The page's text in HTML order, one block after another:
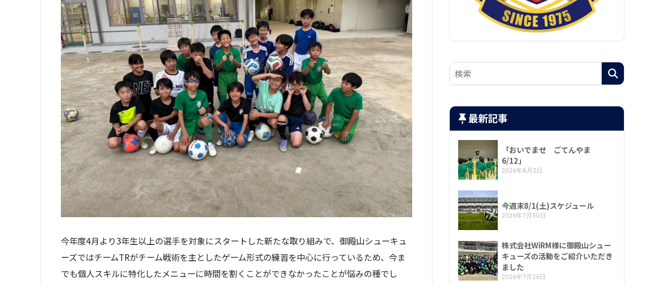
今年度4月より3年生以上の選手を対象にスタートした新たな取り組みで、御殿山シューキュ
ーズではチームTRがチーム戦術を主としたゲーム形式の練習を中心に行っているため、今ま
でも個人スキルに特化したメニューに時間を割くことができなかったことが悩みの種でし
最新記事
「おいでませ ごてんやま
6/12」
2026年8月2日
今週末8/1(土)スケジュール
2026年7月30日
株式会社WiRM様に御殿山シュー
キューズの活動をご紹介いただき
ました
2026年7月26日